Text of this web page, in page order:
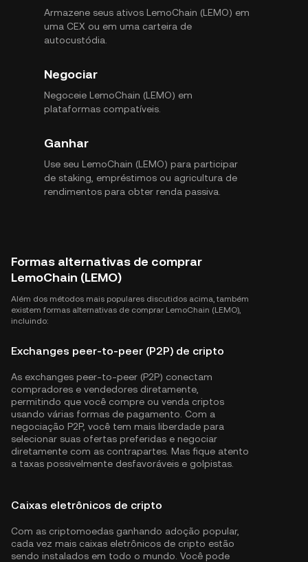
Armazene seus ativos LemoChain (LEMO) em
uma CEX ou em uma carteira de
autocustódia.
Negociar
Negoceie LemoChain (LEMO) em
plataformas compatíveis.
Ganhar
Use seu LemoChain (LEMO) para participar
de staking, empréstimos ou agricultura de
rendimentos para obter renda passiva.
Formas alternativas de comprar
LemoChain (LEMO)
Além dos métodos mais populares discutidos acima, também
existem formas alternativas de comprar LemoChain (LEMO),
incluindo:
Exchanges peer-to-peer (P2P) de cripto
As exchanges peer-to-peer (P2P) conectam
compradores e vendedores diretamente,
permitindo que você compre ou venda criptos
usando várias formas de pagamento. Com a
negociação P2P, você tem mais liberdade para
selecionar suas ofertas preferidas e negociar
diretamente com as contrapartes. Mas fique atento
a taxas possivelmente desfavoráveis e golpistas.
Caixas eletrônicos de cripto
Com as criptomoedas ganhando adoção popular,
cada vez mais caixas eletrônicos de cripto estão
sendo instalados em todo o mundo. Você pode